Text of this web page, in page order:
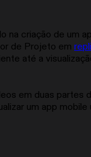
na criação de um
de Projeto em
até a
em duas partes
um app